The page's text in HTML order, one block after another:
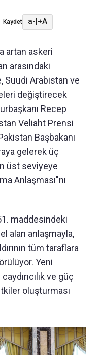
Kaydet a- +A
artan askeri
arasındaki
Suudi Arabistan ve
değiştirecek
Recep
Veliaht Prensi
Başbakanı
gelerek üç
üst seviyeye
Anlaşması"nı
maddesindeki
alan anlaşmayla,
tüm taraflara
Yeni
ve güç
oluşturması